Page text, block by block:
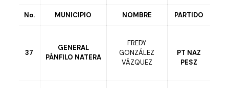
No. MUNICIPIO NOMBRE PARTIDO
37
GENERAL
PÁNFILO NATERA
FREDY
GONZÁLEZ
VÁZQUEZ
PT NAZ
PESZ